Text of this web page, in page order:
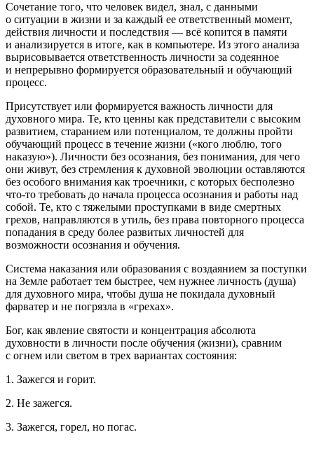
Сочетание того, что человек видел, знал, с данными
о ситуации в жизни и за каждый ее ответственный момент,
действия личности и последствия — всё копится в памяти
и анализируется в итоге, как в компьютере. Из этого анализа
вырисовывается ответственность личности за содеянное
и непрерывно формируется образовательный и обучающий
процесс.
Присутствует или формируется важность личности для
духовного мира. Те, кто ценны как представители с высоким
развитием, старанием или потенциалом, те должны пройти
обучающий процесс в течение жизни («кого люблю, того
наказую»). Личности без осознания, без понимания, для чего
они живут, без стремления к духовной эволюции оставляются
без особого внимания как троечники, с которых бесполезно
что-то требовать до начала процесса осознания и работы над
собой. Те, кто с тяжелыми проступками в виде смертных
грехов, направляются в утиль, без права повторного процесса
попадания в среду более развитых личностей для
возможности осознания и обучения.
Система наказания или образования с воздаянием за поступки
на Земле работает тем быстрее, чем нужнее личность (душа)
для духовного мира, чтобы душа не покидала духовный
фарватер и не погрязла в «грехах».
Бог, как явление святости и концентрация абсолюта
духовности в личности после обучения (жизни), сравним
с огнем или светом в трех вариантах состояния:
1. Зажегся и горит.
2. Не зажегся.
3. Зажегся, горел, но погас.